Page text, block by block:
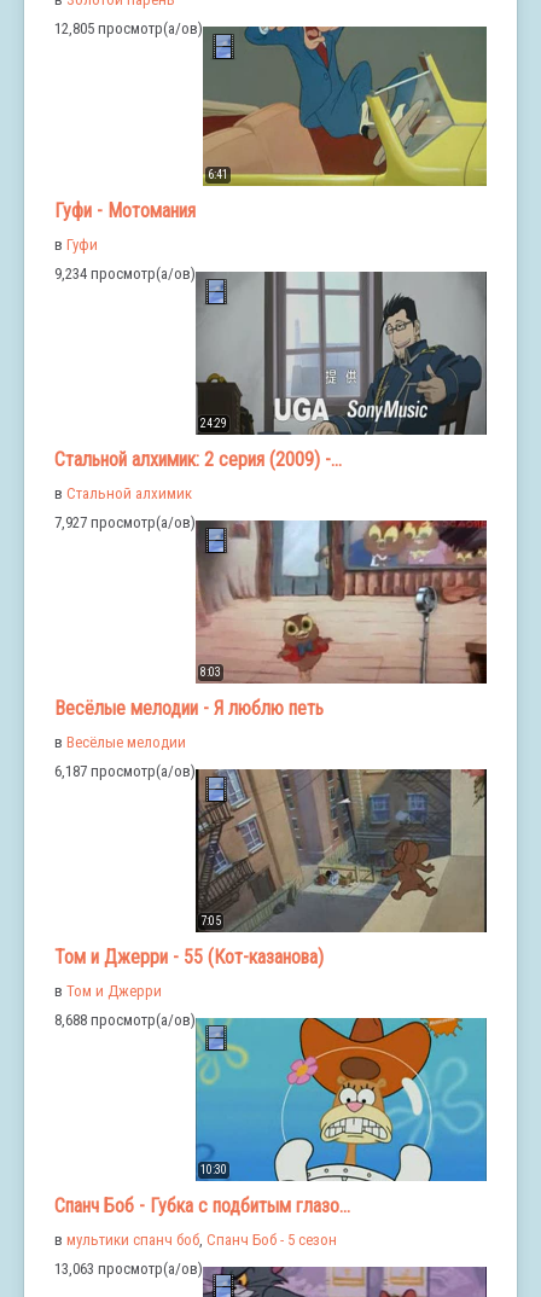
12,805 просмотр(а/ов)
6:41
Гуфи - Мотомания
в Гуфи
9,234 просмотр(а/ов)
24:29
Стальной алхимик: 2 серия (2009) -...
в Стальной алхимик
7,927 просмотр(а/ов)
8:03
Весёлые мелодии - Я люблю петь
в Весёлые мелодии
6,187 просмотр(а/ов)
7:05
Том и Джерри - 55 (Кот-казанова)
в Том и Джерри
8,688 просмотр(а/ов)
10:30
Спанч Боб - Губка с подбитым глазо...
в мультики спанч боб Спанч Боб - 5 сезон
13,063 просмотр(а/ов)